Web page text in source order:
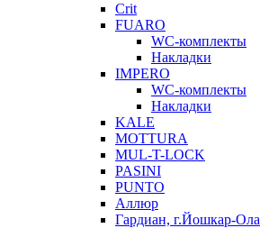
Crit
FUARO
WC-комплекты
Накладки
IMPERO
WC-комплекты
Накладки
KALE
MOTTURA
MUL-T-LOCK
PASINI
PUNTO
Аллюр
Гардиан, г.Йошкар-Ола